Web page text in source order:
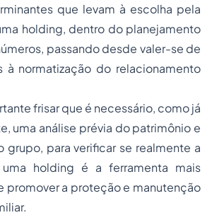
que levam à escolha pela
holding, dentro do planejamento
passando desde valer-se de
à normatização do relacionamento
frisar que é necessário, como já
uma análise prévia do patrimônio e
grupo, para verificar se realmente a
holding é a ferramenta mais
promover a proteção e manutenção